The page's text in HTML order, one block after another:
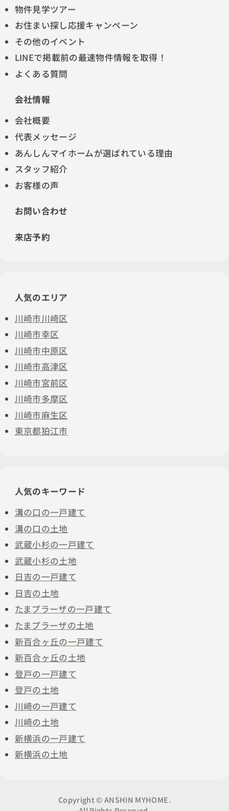
物件見学ツアー
お住まい探し応援キャンペーン
その他のイベント
LINEで掲載前の最速物件情報を取得！
よくある質問
会社情報
会社概要
代表メッセージ
あんしんマイホームが選ばれている理由
スタッフ紹介
お客様の声
お問い合わせ
来店予約
人気のエリア
川崎市川崎区
川崎市幸区
川崎市中原区
川崎市高津区
川崎市宮前区
川崎市多摩区
川崎市麻生区
東京都狛江市
人気のキーワード
溝の口の一戸建て
溝の口の土地
武蔵小杉の一戸建て
武蔵小杉の土地
日吉の一戸建て
日吉の土地
たまプラーザの一戸建て
たまプラーザの土地
新百合ヶ丘の一戸建て
新百合ヶ丘の土地
登戸の一戸建て
登戸の土地
川崎の一戸建て
川崎の土地
新横浜の一戸建て
新横浜の土地
Copyright © ANSHIN MYHOME.